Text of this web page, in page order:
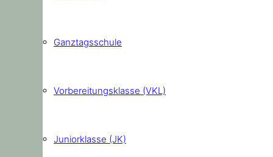
Ganztagsschule
Vorbereitungsklasse (VKL)
Juniorklasse (JK)